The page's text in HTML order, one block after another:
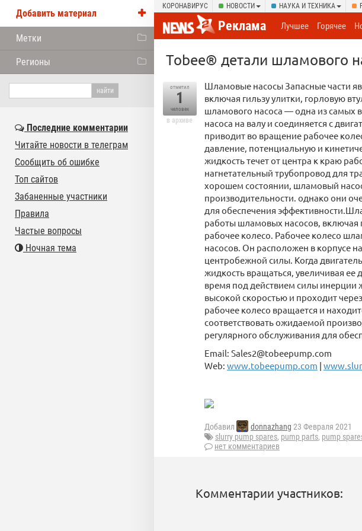
КОРОНАВИРУС НОВОСТИ НАУКА И ТЕХНИКА
Реклама Лучшее Горячее
Tobee® детали шламового
отметил
1
человек
в архиве
Шламовые насосы Запасные части
включая гильзу улитки, горловую
шламового насоса — одна из самых
насоса на валу и соединяется с
приводит во вращение рабочее
давление, потенциальную и
жидкость течет от центра к краю
нагнетательный трубопровод для
хорошем состоянии, шламовый
производительности. однако они
для обеспечения
работы шламовых насосов, включая
рабочее колесо. Рабочее колесо
насосов. Он расположен в корпусе
центробежной силы. Когда
жидкость вращаться, увеличивая
время под действием силы инерции
высокой скоростью и проходит
рабочее колесо вращается и
соответствовать ожидаемой
регулярного обслуживания для
Email: Sales2@tobeepump.com
Web: www.tobeepump.com |
Добавил donnazhang 23 Февраля 2021
slurry pump spares, pump parts, pump
нет комментариев
Комментарии участников:
Добавить материал
Метки
Регионы
Последние комментарии
Читайте новости в телеграм
Сообщить об ошибке
Топ сайтов
Забаненные участники
Правила
Частые вопросы
Ночная тема